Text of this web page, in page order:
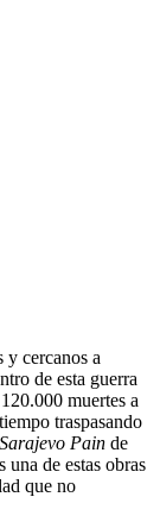
y cercanos a
de esta guerra
muertes a
traspasando
Sarajevo Pain de
de estas obras
que no